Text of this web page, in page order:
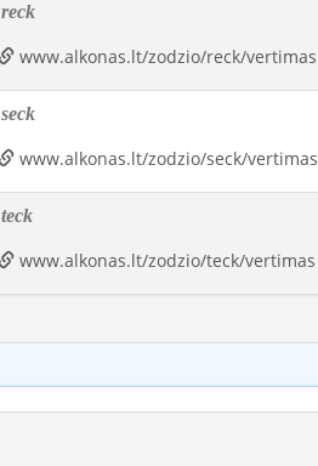
reck
www.alkonas.lt/zodzio/reck/vertimas
seck
www.alkonas.lt/zodzio/seck/vertimas
teck
www.alkonas.lt/zodzio/teck/vertimas